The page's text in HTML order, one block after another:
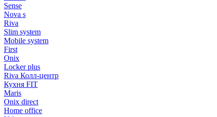
Sense
Nova s
Riva
Slim system
Mobile system
First
Onix
Locker plus
Riva Колл-центр
Кухня FIT
Maris
Onix direct
Home office